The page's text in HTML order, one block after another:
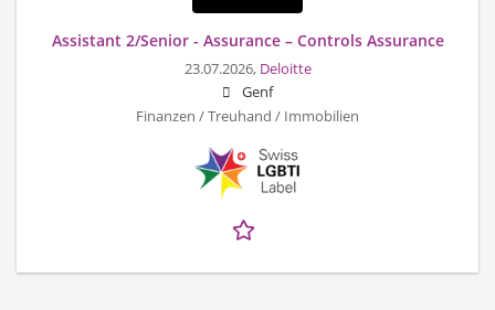
Assistant 2/Senior - Assurance – Controls Assurance
23.07.2026, Deloitte
Genf
Finanzen / Treuhand / Immobilien